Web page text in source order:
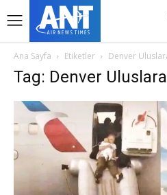
Ana Sayfa Etiketler Denver
Tag: Denver